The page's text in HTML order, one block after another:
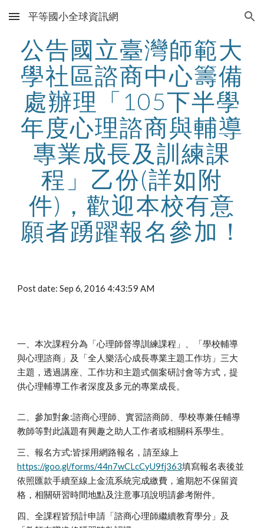
Skip to main content Skip to navigation
平等國小全球資訊網
公告國立臺灣師範大
學社區諮商中心籌備
處辦理「105下半學
年度心理諮商與輔導
專業成長及訓練課
程」乙份(詳如附
件)，歡迎本校有意
願者踴躍報名參加！
Post date: Sep 6, 2016 4:43:59 AM
一、本次課程分為「心理師督導訓練課程」、「學校輔導
與心理諮商」及「全人樂活心成長專業主題工作坊」三大
主題，透過講座、工作坊和主題式個案研討會等方式，提
供心理輔導工作者深度及多元的專業成長。
二、參加對象:諮商心理師、實習諮商師、學校專兼任輔導
教師等對此議題有興趣之助人工作者或相關科系學生。
三、報名方式:皆採用網路報名，請至線上
https://goo.gl/forms/44n7wCLcCyU9fj363填寫報名表後並
依照匯款手續至線上金流系統完成繳費，逾期恕不保留資
格，相關研習時間地點及注意事項說明請參考附件。
四、全課程皆預計申請「諮商心理師繼續教育學分」及